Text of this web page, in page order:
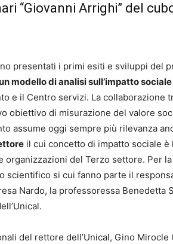
“Giovanni Arrighi” del
presentati i primi esiti e sviluppi del
modello di analisi sull’impatto sociale
e il Centro servizi. La collaborazione
obiettivo di misurazione del valore
assume oggi sempre più rilevanza
il cui concetto di impatto sociale
organizzazioni del Terzo settore. Per
scientifico si cui fanno parte il
Nardo, la professoressa Benedetta
del rettore dell’Unical, Gino